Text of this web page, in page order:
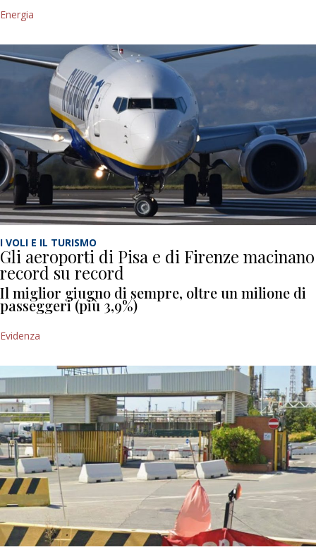
Energia
I VOLI E IL TURISMO
Gli aeroporti di Pisa e di Firenze macinano
record su record
Il miglior giugno di sempre, oltre un milione di
passeggeri (più 3,9%)
Evidenza